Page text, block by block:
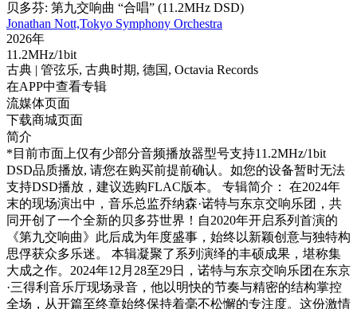
贝多芬: 第九交响曲 “合唱” (11.2MHz DSD)
Jonathan Nott,Tokyo Symphony Orchestra
2026年
11.2MHz/1bit
古典 | 管弦乐, 古典时期, 德国, Octavia Records
在APP中查看专辑
流媒体页面
下载商城页面
简介
*目前市面上仅有少部分音频播放器型号支持11.2MHz/1bit
DSD品质播放, 请您在购买前提前确认。如您的设备暂时无法
支持DSD播放，建议选购FLAC版本。 专辑简介： 在2024年
末的现场演出中，音乐总监乔纳森·诺特与东京交响乐团，共
同开创了一个全新的贝多芬世界！自2020年开启系列首演的
《第九交响曲》此后成为年度盛事，始终以新颖创意与独特构
思俘获众多乐迷。 本辑凝聚了系列演绎的丰硕成果，堪称集
大成之作。2024年12月28至29日，诺特与东京交响乐团在东京
·三得利音乐厅现场录音，他以明快的节奏与精密的结构掌控
全场，从开篇至终章始终保持着毫不松懈的专注度。这份激情